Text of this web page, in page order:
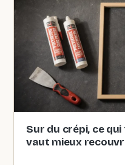
Sur du crépi, ce
vaut mieux